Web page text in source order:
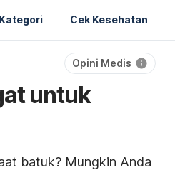
Kategori Cek Kesehatan
Opini Medis
untuk
batuk? Mungkin Anda